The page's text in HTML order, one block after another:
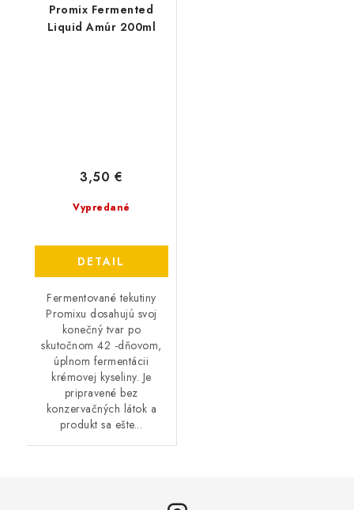
Promix Fermented
Liquid Amúr 200ml
Vypredané
3,50 €
DETAIL
Fermentované tekutiny
Promixu dosahujú svoj
konečný tvar po
skutočnom 42 -dňovom,
úplnom fermentácii
krémovej kyseliny. Je
pripravené bez
konzervačných látok a
produkt sa ešte...